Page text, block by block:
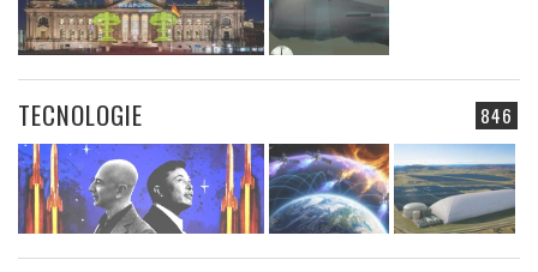
846
TECNOLOGIE